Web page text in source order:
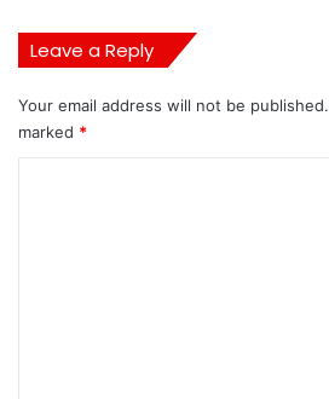
Leave a Reply
Your email address will not be published.
marked *